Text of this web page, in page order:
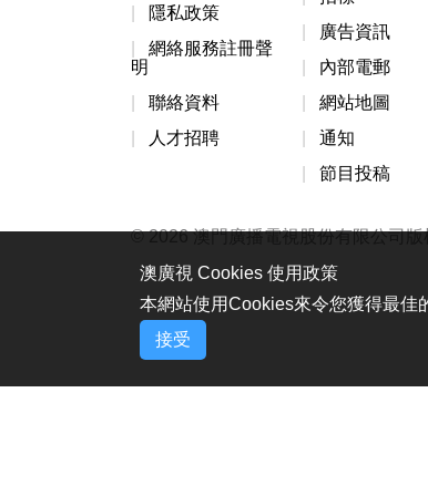
隱私政策
網絡服務註冊聲
明
聯絡資料
人才招聘
廣告資訊
內部電郵
網站地圖
通知
節目投稿
© 2026 澳門廣播電視股份有限公司版
澳廣視 Cookies 使用政策
本網站使用Cookies來令您獲得最佳
接受